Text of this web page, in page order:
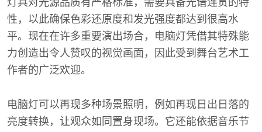
灯具对光源品质有严格标准，需要具备光谱连贯的特
性，以此确保色彩还原度和发光强度都达到很高水
平。现在在许多重要演出场合，电脑灯凭借其特殊能
力创造出令人赞叹的视觉画面，因此受到舞台艺术工
作者的广泛欢迎。
电脑灯可以再现多种场景照明，例如再现日出日落的
亮度转换，让观众如同置身现场。它还能依据音乐节